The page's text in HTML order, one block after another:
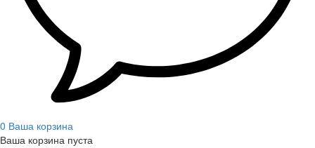
0 Ваша корзина
Ваша корзина пуста